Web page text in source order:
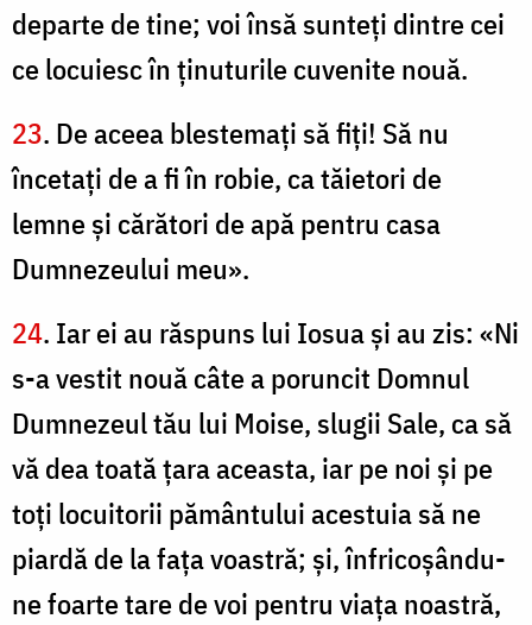
departe de tine; voi însă sunteţi dintre cei
ce locuiesc în ţinuturile cuvenite nouă.
23. De aceea blestemaţi să fiţi! Să nu
încetaţi de a fi în robie, ca tăietori de
lemne şi cărători de apă pentru casa
Dumnezeului meu».
24. Iar ei au răspuns lui Iosua şi au zis: «Ni
s-a vestit nouă câte a poruncit Domnul
Dumnezeul tău lui Moise, slugii Sale, ca să
vă dea toată ţara aceasta, iar pe noi şi pe
toţi locuitorii pământului acestuia să ne
piardă de la faţa voastră; şi, înfricoşându-
ne foarte tare de voi pentru viaţa noastră,